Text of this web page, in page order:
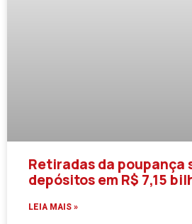
Retiradas da poupança
depósitos em R$ 7,15
LEIA MAIS »